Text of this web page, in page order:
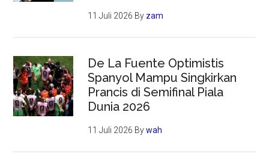
11 Juli 2026 By zam
De La Fuente Optimistis
Spanyol Mampu Singkirkan
Prancis di Semifinal Piala
Dunia 2026
11 Juli 2026 Bywah